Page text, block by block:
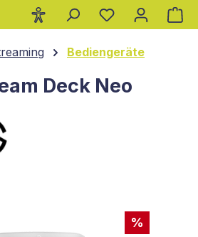
Bediengeräte
Deck Neo
%